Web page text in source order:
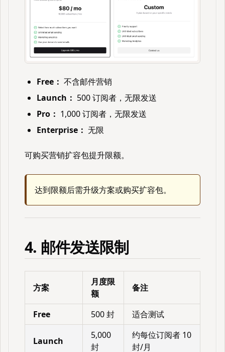
Free： 不含邮件营销
Launch： 500 订阅者，无限发送
Pro： 1,000 订阅者，无限发送
Enterprise： 无限
可购买营销扩容包提升限额。
达到限额后需升级方案或购买扩容包。
4. 邮件发送限制
方案
月度限
额
备注
Free 500 封 适合测试
Launch
5,000
封
约每位订阅者 10
封/月